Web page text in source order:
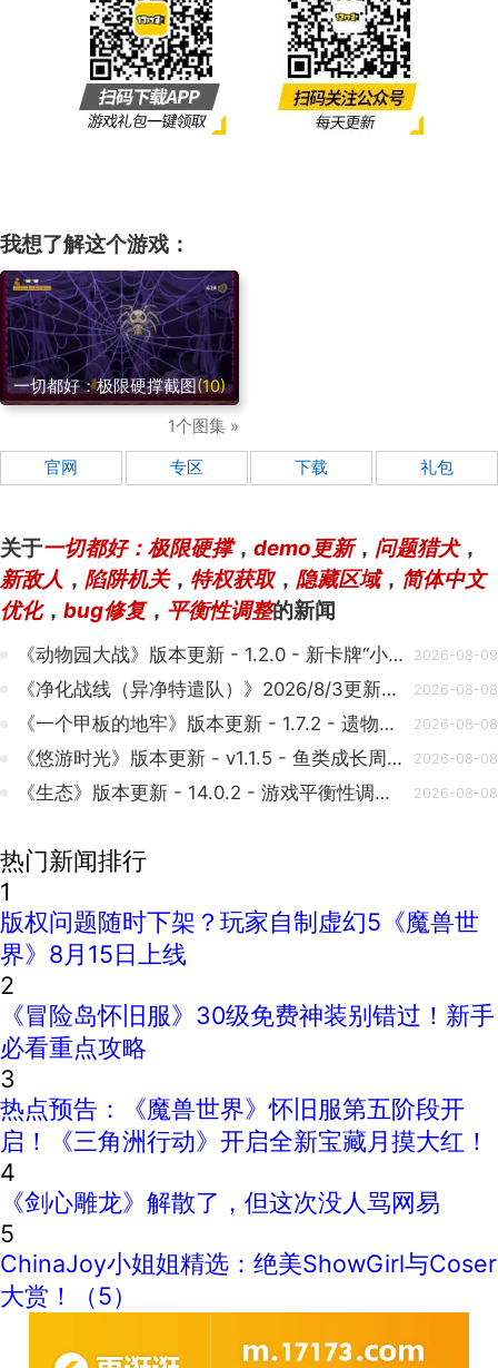
我想了解这个游戏：
一切都好：极限硬撑截图(10)
1个图集 »
官网 专区 下载 礼包
关于一切都好：极限硬撑， demo更新， 问题猎犬，
新敌人 ， 陷阱机关， 特权获取， 隐藏区域， 简体中文
优化， bug修复， 平衡性调整的新闻
《动物园大战》版本更新 - 1.2.0 - 新卡牌“小鸡”登场 2026-08-09
《净化战线（异净特遣队）》2026/8/3更新说明 2026-08-08
《一个甲板的地牢》版本更新 - 1.7.2 - 遗物机制优化与多项Bug修复 2026-08-08
《悠游时光》版本更新 - v1.1.5 - 鱼类成长周期优化 2026-08-08
《生态》版本更新 - 14.0.2 - 游戏平衡性调整与Bug修复 2026-08-08
热门新闻排行
1
版权问题随时下架？玩家自制虚幻5《魔兽世
界》8月15日上线
2
《冒险岛怀旧服》30级免费神装别错过！新手
必看重点攻略
3
热点预告：《魔兽世界》怀旧服第五阶段开
启！《三角洲行动》开启全新宝藏月摸大红！
4
《剑心雕龙》解散了，但这次没人骂网易
5
ChinaJoy小姐姐精选：绝美ShowGirl与Coser
大赏！（5）